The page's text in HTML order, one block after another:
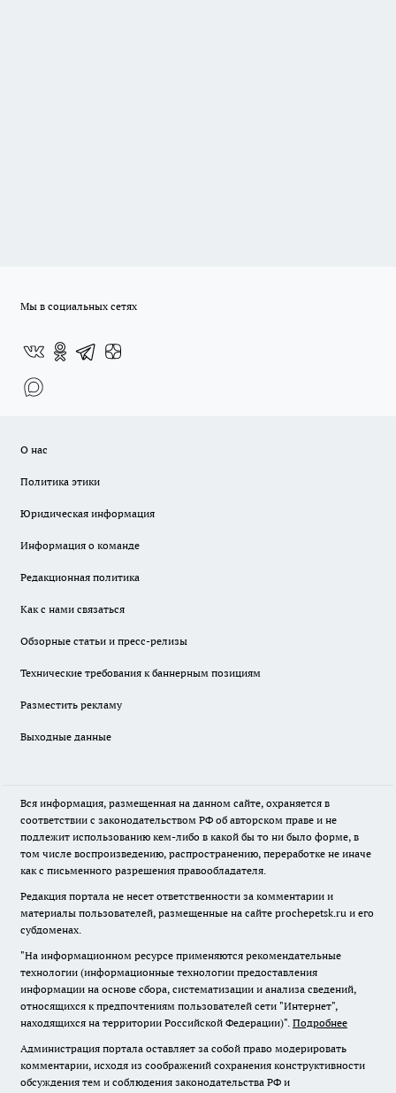
Мы в социальных сетях
О нас
Политика этики
Юридическая информация
Информация о команде
Редакционная политика
Как с нами связаться
Обзорные статьи и пресс-релизы
Технические требования к баннерным позициям
Разместить рекламу
Выходные данные
Вся информация, размещенная на данном сайте, охраняется в
соответствии с законодательством РФ об авторском праве и не
подлежит использованию кем-либо в какой бы то ни было форме, в
том числе воспроизведению, распространению, переработке не иначе
как с письменного разрешения правообладателя.
Редакция портала не несет ответственности за комментарии и
материалы пользователей, размещенные на сайте prochepetsk.ru и его
субдоменах.
"На информационном ресурсе применяются рекомендательные
технологии (информационные технологии предоставления
информации на основе сбора, систематизации и анализа сведений,
относящихся к предпочтениям пользователей сети "Интернет",
находящихся на территории Российской Федерации)". Подробнее
Администрация портала оставляет за собой право модерировать
комментарии, исходя из соображений сохранения конструктивности
обсуждения тем и соблюдения законодательства РФ и